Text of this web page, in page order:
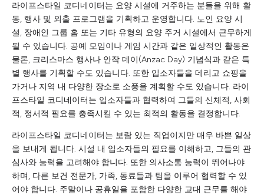
라이프스타일 코디네이터는 요양 시설에 거주하는 분들을 위해 활
동, 행사 및 외출 프로그램을 기획하고 운영합니다. 노인 요양 시
설, 장애인 그룹 홈 또는 기타 유형의 요양 주거 시설에서 근무하게
될 수 있습니다. 공예 모임이나 게임 시간과 같은 일상적인 활동은
물론, 크리스마스 행사나 안작 데이(Anzac Day) 기념식과 같은 특
별 행사를 기획할 수도 있습니다. 또한 입소자들을 데리고 쇼핑을
가거나 지역 내 다양한 장소로 소풍을 계획할 수도 있습니다. 라이
프스타일 코디네이터는 입소자들과 협력하여 그들의 신체적, 사회
적, 정서적 필요를 충족시킬 수 있는 최적의 활동을 결정합니다.
라이프스타일 코디네이터는 보람 있는 직업이지만 매우 바쁜 일상
을 보내게 됩니다. 시설 내 입소자들의 필요를 이해하고, 그들의 관
심사와 능력을 고려해야 합니다. 또한 의사소통 능력이 뛰어나야
하며, 다른 보건 전문가, 가족, 동료들과 팀을 이루어 협력할 수 있
어야 합니다. 주말이나 공휴일을 포함한 다양한 교대 근무를 해야